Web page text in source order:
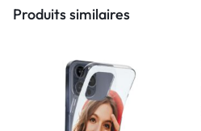
Produits similaires